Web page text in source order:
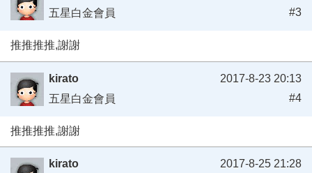
五星白金會員
#3
推推推推,謝謝
kirato
五星白金會員
2017-8-23 20:13
#4
推推推推,謝謝
kirato
2017-8-25 21:28